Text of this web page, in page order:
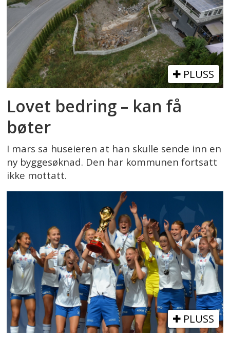
PLUSS
Lovet bedring – kan få
bøter
I mars sa huseieren at han skulle sende inn en
ny byggesøknad. Den har kommunen fortsatt
ikke mottatt.
PLUSS